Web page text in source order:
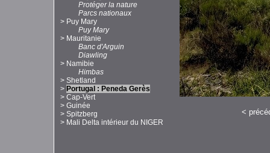
Protéger la nature
Parcs nationaux
> Puy Mary
Puy Mary
> Mauritanie
Banc d'Arguin
Diawling
> Namibie
Himbas
> Shetland
> Portugal : Peneda Gerès
> Cap-Vert
> Guinée
> Spitzberg
> Mali Delta intérieur du NIGER
<